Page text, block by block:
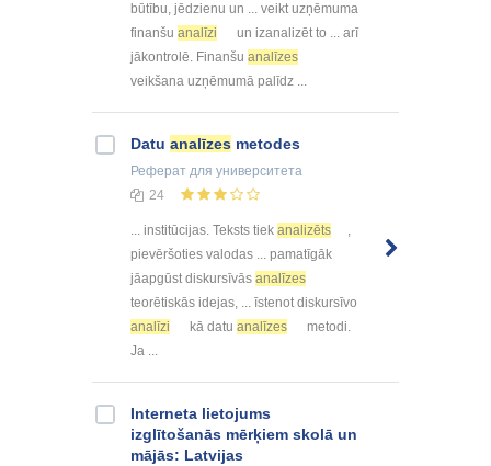
būtību, jēdzienu un ... veikt uzņēmuma
finanšu analīzi
un izanalizēt to ... arī
jākontrolē. Finanšu analīzes
veikšana uzņēmumā palīdz ...
Datu analīzes metodes
Реферат для университета
24
... institūcijas. Teksts tiek analizēts
,
pievēršoties valodas ... pamatīgāk
jāapgūst diskursīvās analīzes
teorētiskās idejas, ... īstenot diskursīvo
analīzi
kā datu analīzes
metodi.
Ja ...
Interneta lietojums
izglītošanās mērķiem skolā un
mājās: Latvijas